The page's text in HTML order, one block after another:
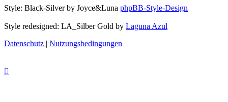
Style: Black-Silver by Joyce&Luna phpBB-Style-Design
Style redesigned: LA_Silber Gold by Laguna Azul
Datenschutz | Nutzungsbedingungen